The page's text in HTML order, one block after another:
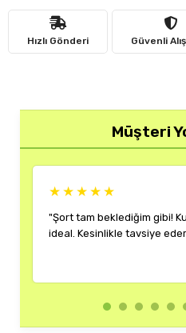
Hızlı Gönderi Güvenli
Müşteri
gibi! Kumaşı çok kaliteli, yaz için
ederim."